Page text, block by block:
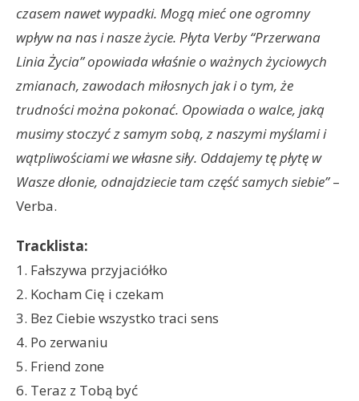
czasem nawet wypadki. Mogą mieć one ogromny
wpływ na nas i nasze życie. Płyta Verby “Przerwana
Linia Życia” opowiada właśnie o ważnych życiowych
zmianach, zawodach miłosnych jak i o tym, że
trudności można pokonać. Opowiada o walce, jaką
musimy stoczyć z samym sobą, z naszymi myślami i
wątpliwościami we własne siły. Oddajemy tę płytę w
Wasze dłonie, odnajdziecie tam część samych siebie”–
Verba.
Tracklista:
1. Fałszywa przyjaciółko
2. Kocham Cię i czekam
3. Bez Ciebie wszystko traci sens
4. Po zerwaniu
5. Friend zone
6. Teraz z Tobą być